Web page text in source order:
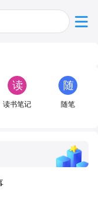
读
书
读书笔记
随
笔
随笔